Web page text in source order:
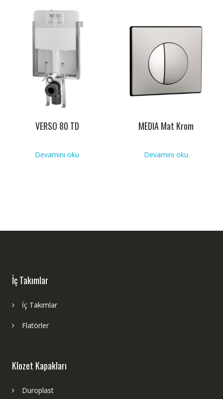
VERSO 80 TD
Devamını oku
MEDIA Mat Krom
Devamını oku
İç Takımlar
İç Takımlar
Flatörler
Klozet Kapakları
Duroplast